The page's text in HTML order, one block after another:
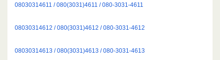
08030314611 / 080(3031)4611 / 080-3031-4611
08030314612 / 080(3031)4612 / 080-3031-4612
08030314613 / 080(3031)4613 / 080-3031-4613